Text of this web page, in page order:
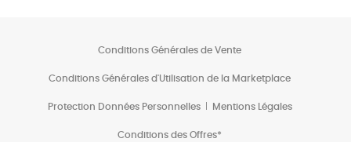
Conditions Générales de Vente
Conditions Générales d'Utilisation de la Marketplace
Protection Données Personnelles Mentions Légales
Conditions des Offres*